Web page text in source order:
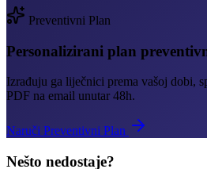
Preventivni Plan
Personalizirani plan
Izrađuju ga liječnici prema vašoj dobi,
PDF na email unutar 48h.
Naruči Preventivni Plan
Nešto nedostaje?